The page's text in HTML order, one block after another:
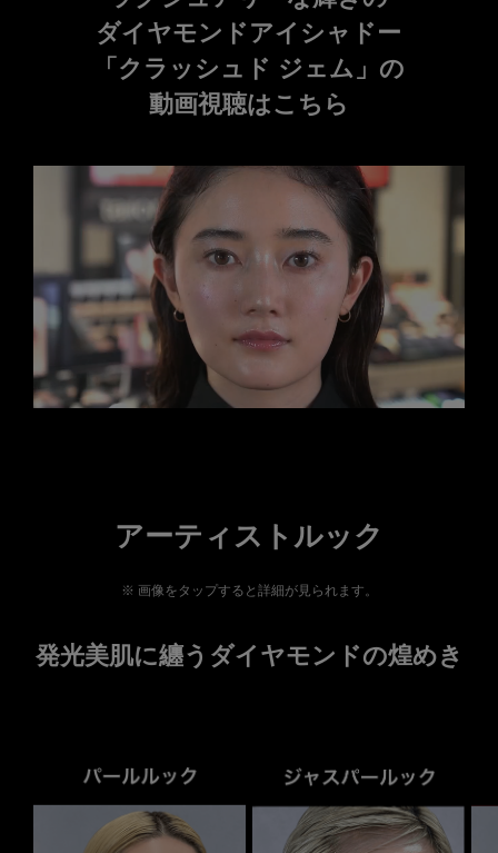
ダイヤモンドアイシャドー
「クラッシュド ジェム」の
動画視聴はこちら
アーティストルック
画像をタップすると詳細が見られます。
発光美肌に纏うダイヤモンドの煌めき